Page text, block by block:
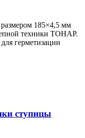
185×4,5 мм
техники ТОНАР.
герметизации
ступицы